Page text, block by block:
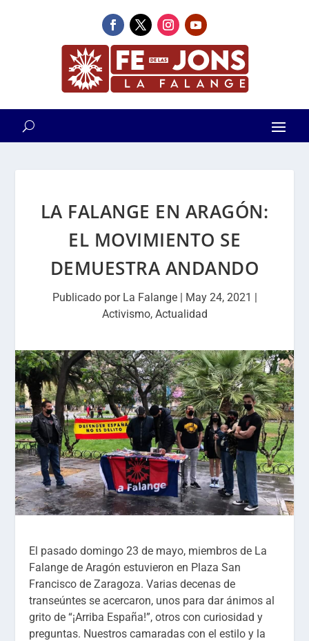
LA FALANGE EN ARAGÓN:
EL MOVIMIENTO SE
DEMUESTRA ANDANDO
Publicado por La Falange| May 24, 2021 |
Activismo, Actualidad
El pasado domingo 23 de mayo, miembros de La
Falange de Aragón estuvieron en Plaza San
Francisco de Zaragoza. Varias decenas de
transeúntes se acercaron, unos para dar ánimos al
grito de “¡Arriba España!”, otros con curiosidad y
preguntas. Nuestros camaradas con el estilo y la